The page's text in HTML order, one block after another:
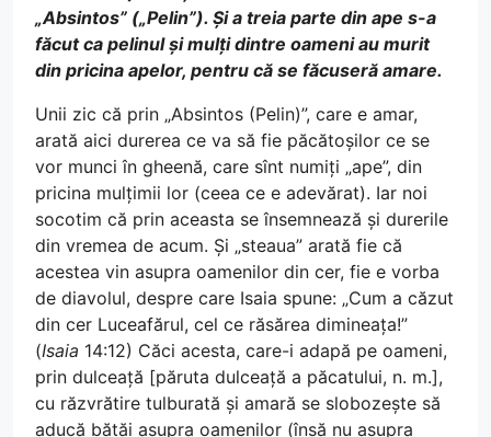
„Absintos” („Pelin”). Și a treia parte din ape s-a
făcut ca pelinul și mulți dintre oameni au murit
din pricina apelor, pentru că se făcuseră amare.
Unii zic că prin „Absintos (Pelin)”, care e amar,
arată aici durerea ce va să fie păcătoșilor ce se
vor munci în gheenă, care sînt numiți „ape”, din
pricina mulțimii lor (ceea ce e adevărat). Iar noi
socotim că prin aceasta se însemnează și durerile
din vremea de acum. Și „steaua” arată fie că
acestea vin asupra oamenilor din cer, fie e vorba
de diavolul, despre care Isaia spune: „Cum a căzut
din cer Luceafărul, cel ce răsărea dimineața!”
(Isaia 14:12) Căci acesta, care-i adapă pe oameni,
prin dulceață [păruta dulceață a păcatului, n. m.],
cu răzvrătire tulburată și amară se slobozește să
aducă bătăi asupra oamenilor (însă nu asupra